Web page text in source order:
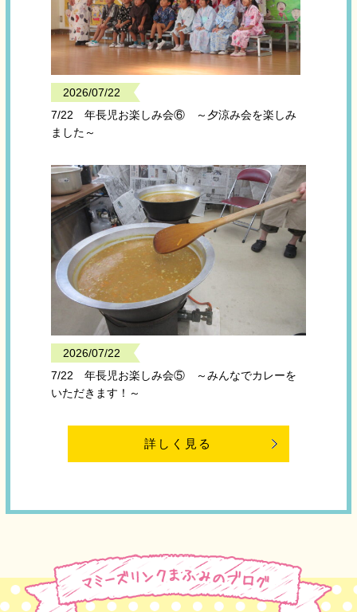
2026/07/22
7/22 年長児お楽しみ会⑥ ～夕涼み会を楽しみ
ました～
2026/07/22
7/22 年長児お楽しみ会⑤ ～みんなでカレーを
いただきます！～
詳しく見る